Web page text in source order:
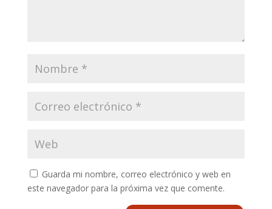
Guarda mi nombre, correo electrónico y web en
este navegador para la próxima vez que comente.